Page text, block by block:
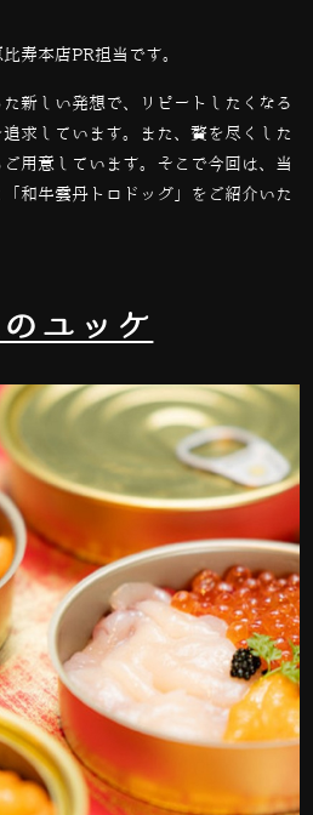
寿本店PR担当です。
新しい発想で、リピートしたくなる
求しています。また、贅を尽くした
用意しています。そこで今回は、当
和牛雲丹トロドッグ」をご紹介いた
ユッケ